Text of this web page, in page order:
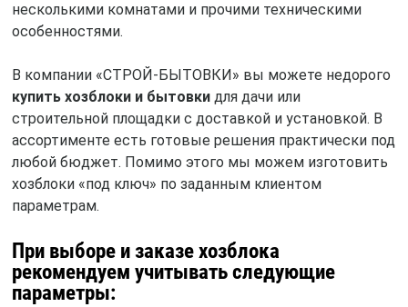
несколькими комнатами и прочими техническими
особенностями.
В компании «СТРОЙ-БЫТОВКИ» вы можете недорого
купить хозблоки и бытовкидля дачи или
строительной площадки с доставкой и установкой. В
ассортименте есть готовые решения практически под
любой бюджет. Помимо этого мы можем изготовить
хозблоки «под ключ» по заданным клиентом
параметрам.
При выборе и заказе хозблока
рекомендуем учитывать следующие
параметры: